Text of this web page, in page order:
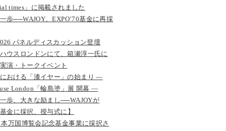
times」に掲載されました
歩──WAJOY、EXPO’70基金に再採
パネルディスカッション登壇
ウスロンドンにて、箱瀬淳一氏に
演・トークイベント
おける「漆イヤー」の始まり —
London「輪島塗」展 開幕 —
歩、大きな励まし──WAJOYが
金に採択、授与式に】
万国博覧会記念基金事業に採択さ